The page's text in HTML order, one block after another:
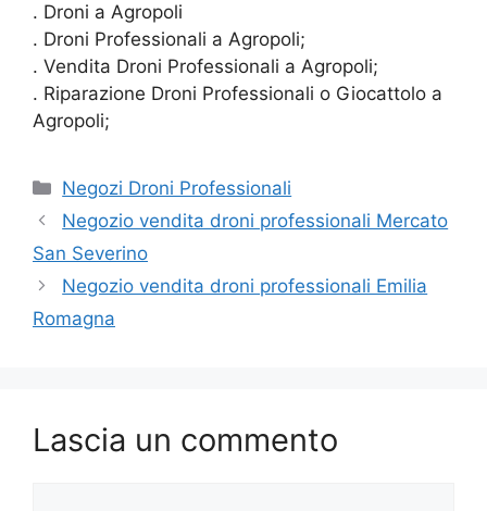
. Droni a Agropoli
. Droni Professionali a Agropoli;
. Vendita Droni Professionali a Agropoli;
. Riparazione Droni Professionali o Giocattolo a
Agropoli;
Categorie
Negozi Droni Professionali
Negozio vendita droni professionali Mercato
San Severino
Negozio vendita droni professionali Emilia
Romagna
Lascia un commento